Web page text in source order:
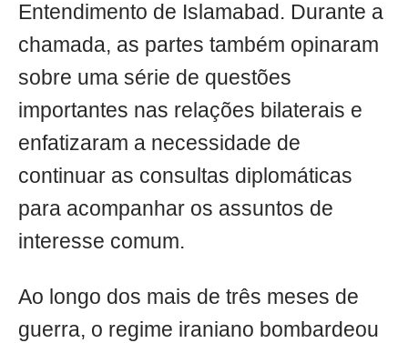
Entendimento de Islamabad. Durante a
chamada, as partes também opinaram
sobre uma série de questões
importantes nas relações bilaterais e
enfatizaram a necessidade de
continuar as consultas diplomáticas
para acompanhar os assuntos de
interesse comum.
Ao longo dos mais de três meses de
guerra, o regime iraniano bombardeou